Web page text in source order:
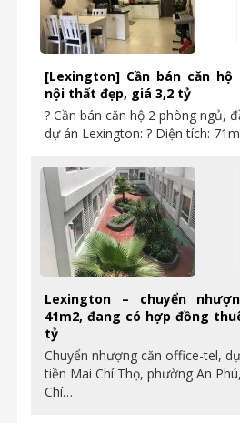
[Lexington] Cần bán căn
nội thất đẹp, giá 3,2 tỷ
? Cần bán căn hộ 2 phòng ngủ,
dự án Lexington: ? Diện tích:
Lexington – chuyển
41m2, đang có hợp đồng
tỷ
Chuyển nhượng căn office-tel,
tiền Mai Chí Thọ, phường An
Chí…